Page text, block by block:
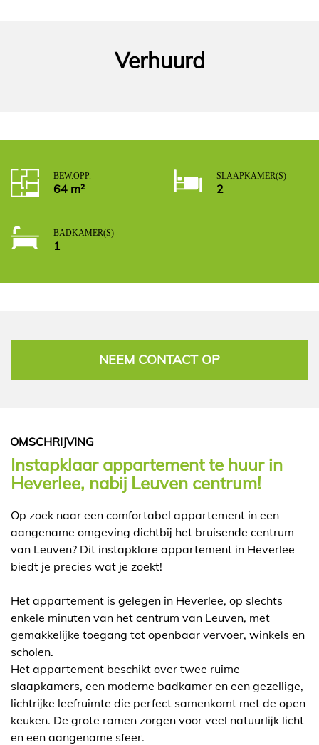
Verhuurd
BEW. OPP.
64 m²
SLAAPKAMER(S)
2
BADKAMER(S)
1
NEEM CONTACT OP
OMSCHRIJVING
Instapklaar appartement te huur in
Heverlee, nabij Leuven centrum!
Op zoek naar een comfortabel appartement in een
aangename omgeving dichtbij het bruisende centrum
van Leuven? Dit instapklare appartement in Heverlee
biedt je precies wat je zoekt!
Het appartement is gelegen in Heverlee, op slechts
enkele minuten van het centrum van Leuven, met
gemakkelijke toegang tot openbaar vervoer, winkels en
scholen.
Het appartement beschikt over twee ruime
slaapkamers, een moderne badkamer en een gezellige,
lichtrijke leefruimte die perfect samenkomt met de open
keuken. De grote ramen zorgen voor veel natuurlijk licht
en een aangename sfeer.